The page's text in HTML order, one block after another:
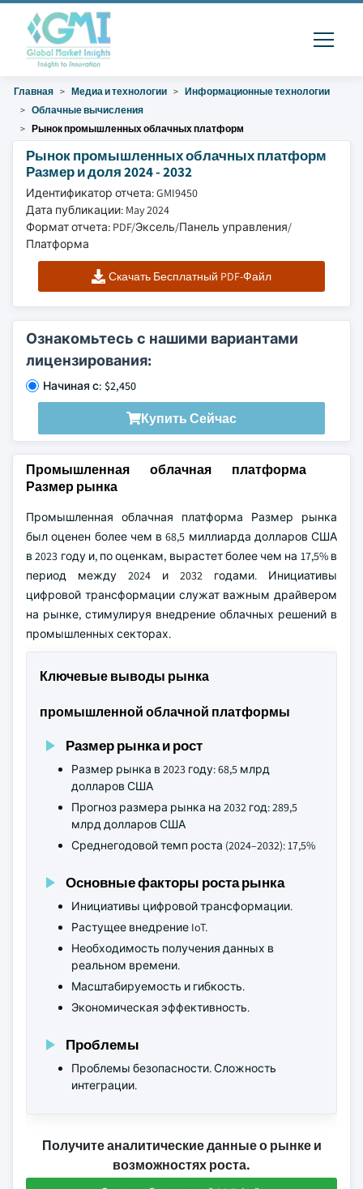
Главная Медиа и технологии
Информационные технологии
Облачные вычисления
Рынок промышленных облачных платформ
Рынок промышленных облачных платформ
Размер и доля 2024 - 2032
Идентификатор отчета: GMI9450
Дата публикации: May 2024
Формат отчета: PDF/Эксель/Панель управления/
Платформа
Скачать Бесплатный PDF-Файл
Ознакомьтесь с нашими вариантами
лицензирования:
Начиная с: $2,450
Купить Сейчас
Промышленная облачная платформа
Размер рынка
Промышленная облачная платформа Размер рынка
был оценен более чем в 68,5 миллиарда долларов США
в 2023 году и, по оценкам, вырастет более чем на 17,5% в
период между 2024 и 2032 годами. Инициативы
цифровой трансформации служат важным драйвером
на рынке, стимулируя внедрение облачных решений в
промышленных секторах.
Ключевые выводы рынка
промышленной облачной платформы
Размер рынка и рост
Размер рынка в 2023 году: 68,5 млрд
долларов США
Прогноз размера рынка на 2032 год: 289,5
млрд долларов США
Среднегодовой темп роста (2024–2032): 17,5%
Основные факторы роста рынка
Инициативы цифровой трансформации.
Растущее внедрение IoT.
Необходимость получения данных в
реальном времени.
Масштабируемость и гибкость.
Экономическая эффективность.
Проблемы
Проблемы безопасности. Сложность
интеграции.
Получите аналитические данные о рынке и
возможностях роста.